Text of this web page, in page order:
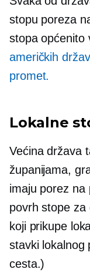
stopu poreza
stopa općenito
američkih
promet.
Lokalne
Većina država
županijama,
imaju porez na
povrh stope za
koji prikupe
stavki lokalnog
cesta.)